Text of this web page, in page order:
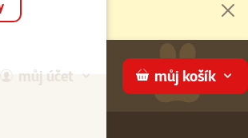
můj účet můj košík